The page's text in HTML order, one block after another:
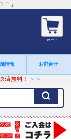
ニ」
カート
情報 お問合せ
済無料！ ＞＞